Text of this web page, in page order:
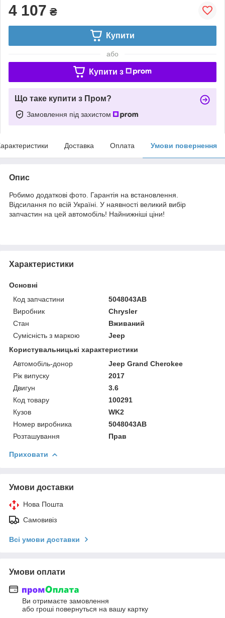
4 107 ₴
Купити
або
Купити з
Що таке купити з Пром?
Замовлення під захистом
Доставка Оплата Умови повернення
Опис
Робимо додаткові фото. Гарантія на встановлення.
Відсилання по всій Україні. У наявності великий вибір
запчастин на цей автомобіль! Найнижніші ціни!
Характеристики
Основні
Код запчастини
5048043AB
Виробник
Chrysler
Стан
Вживаний
Сумісність з маркою
Jeep
Користувальницькі характеристики
Автомобіль-донор
Jeep Grand Cherokee
Рік випуску
2017
Двигун
3.6
Код товару
100291
Кузов
WK2
Номер виробника
5048043AB
Розташування
Прав
Приховати
Умови доставки
Нова Пошта
Самовивіз
Всі умови доставки
Умови оплати
Ви отримаєте замовлення
або гроші повернуться на вашу картку